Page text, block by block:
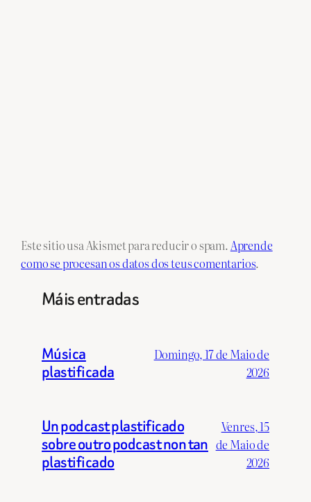
Este sitio usa Akismet para reducir o spam. Aprende
como se procesan os datos dos teus comentarios.
Máis entradas
Música
plastificada
Domingo, 17 de Maio de
2026
Un podcast plastificado
sobre outro podcast non tan
plastificado
Venres, 15
de Maio de
2026